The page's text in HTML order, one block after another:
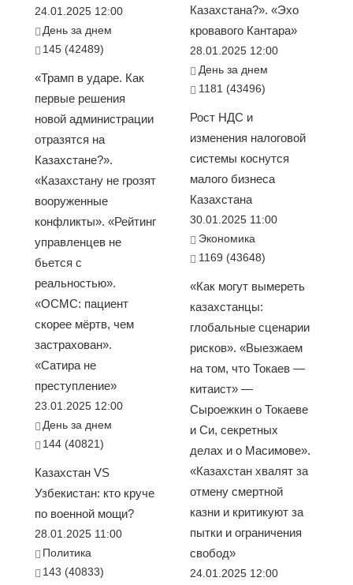
24.01.2025 12:00
День за днем
145 (42489)
«Трамп в ударе. Как
первые решения
новой администрации
отразятся на
Казахстане?».
«Казахстану не грозят
вооруженные
конфликты». «Рейтинг
управленцев не
бьется с
реальностью».
«ОСМС: пациент
скорее мёртв, чем
застрахован».
«Сатира не
преступление»
23.01.2025 12:00
День за днем
144 (40821)
Казахстан VS
Узбекистан: кто круче
по военной мощи?
28.01.2025 11:00
Политика
143 (40833)
Казахстана?». «Эхо
кровавого Кантара»
28.01.2025 12:00
День за днем
1181 (43496)
Рост НДС и
изменения налоговой
системы коснутся
малого бизнеса
Казахстана
30.01.2025 11:00
Экономика
1169 (43648)
«Как могут вымереть
казахстанцы:
глобальные сценарии
рисков». «Выезжаем
на том, что Токаев —
китаист» —
Сыроежкин о Токаеве
и Си, секретных
делах и о Масимове».
«Казахстан хвалят за
отмену смертной
казни и критикуют за
пытки и ограничения
свобод»
24.01.2025 12:00